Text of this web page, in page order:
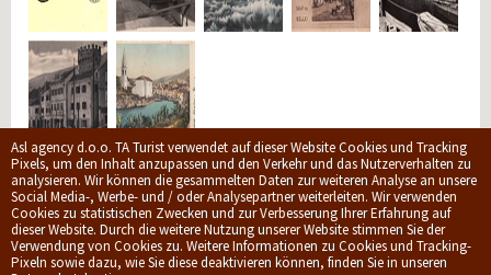
Asl agency d.o.o. TA Turist verwendet auf dieser Website Cookies und Tracking
Pixels, um den Inhalt anzupassen und den Verkehr und das Nutzerverhalten zu
analysieren. Wir können die gesammelten Daten zur weiteren Analyse an unsere
Social Media-, Werbe- und / oder Analysepartner weiterleiten. Wir verwenden
Cookies zu statistischen Zwecken und zur Verbesserung Ihrer Erfahrung auf
dieser Website. Durch die weitere Nutzung unserer Website stimmen Sie der
Verwendung von Cookies zu. Weitere Informationen zu Cookies und Tracking-
Pixeln sowie dazu, wie Sie diese deaktivieren können, finden Sie in unseren
© 2009-2026.ASL Agency d.o.o.|Privacy policy|Allgemeine
Geschäftsbedingungen
Web development bydizzy.hr
Spitze